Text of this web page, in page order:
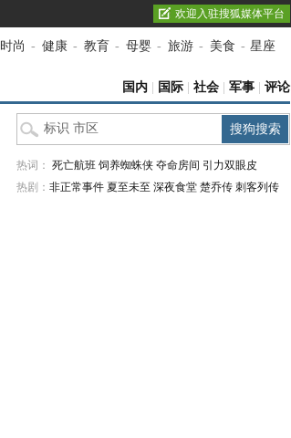
欢迎入驻搜狐媒体平台
时尚 - 健康 - 教育 - 母婴 - 旅游 - 美食 - 星座
国内 国际 社会 军事 评论
热词： 死亡航班 饲养蜘蛛侠 夺命房间 引力双眼皮
热剧： 非正常事件 夏至未至 深夜食堂 楚乔传 刺客列传